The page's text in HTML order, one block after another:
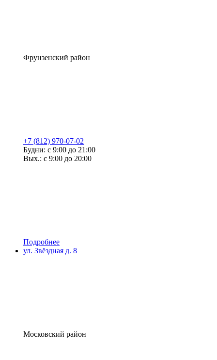
Фрунзенский район
+7 (812) 970-07-02
Будни: с 9:00 до 21:00
Вых.: с 9:00 до 20:00
Подробнее
ул. Звёздная д. 8
Московский район